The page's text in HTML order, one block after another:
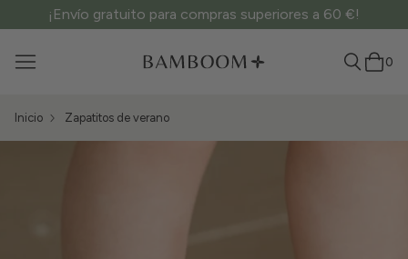
¡Envío gratuito para compras superiores a 60 €!
0
Inicio Zapatitos de verano